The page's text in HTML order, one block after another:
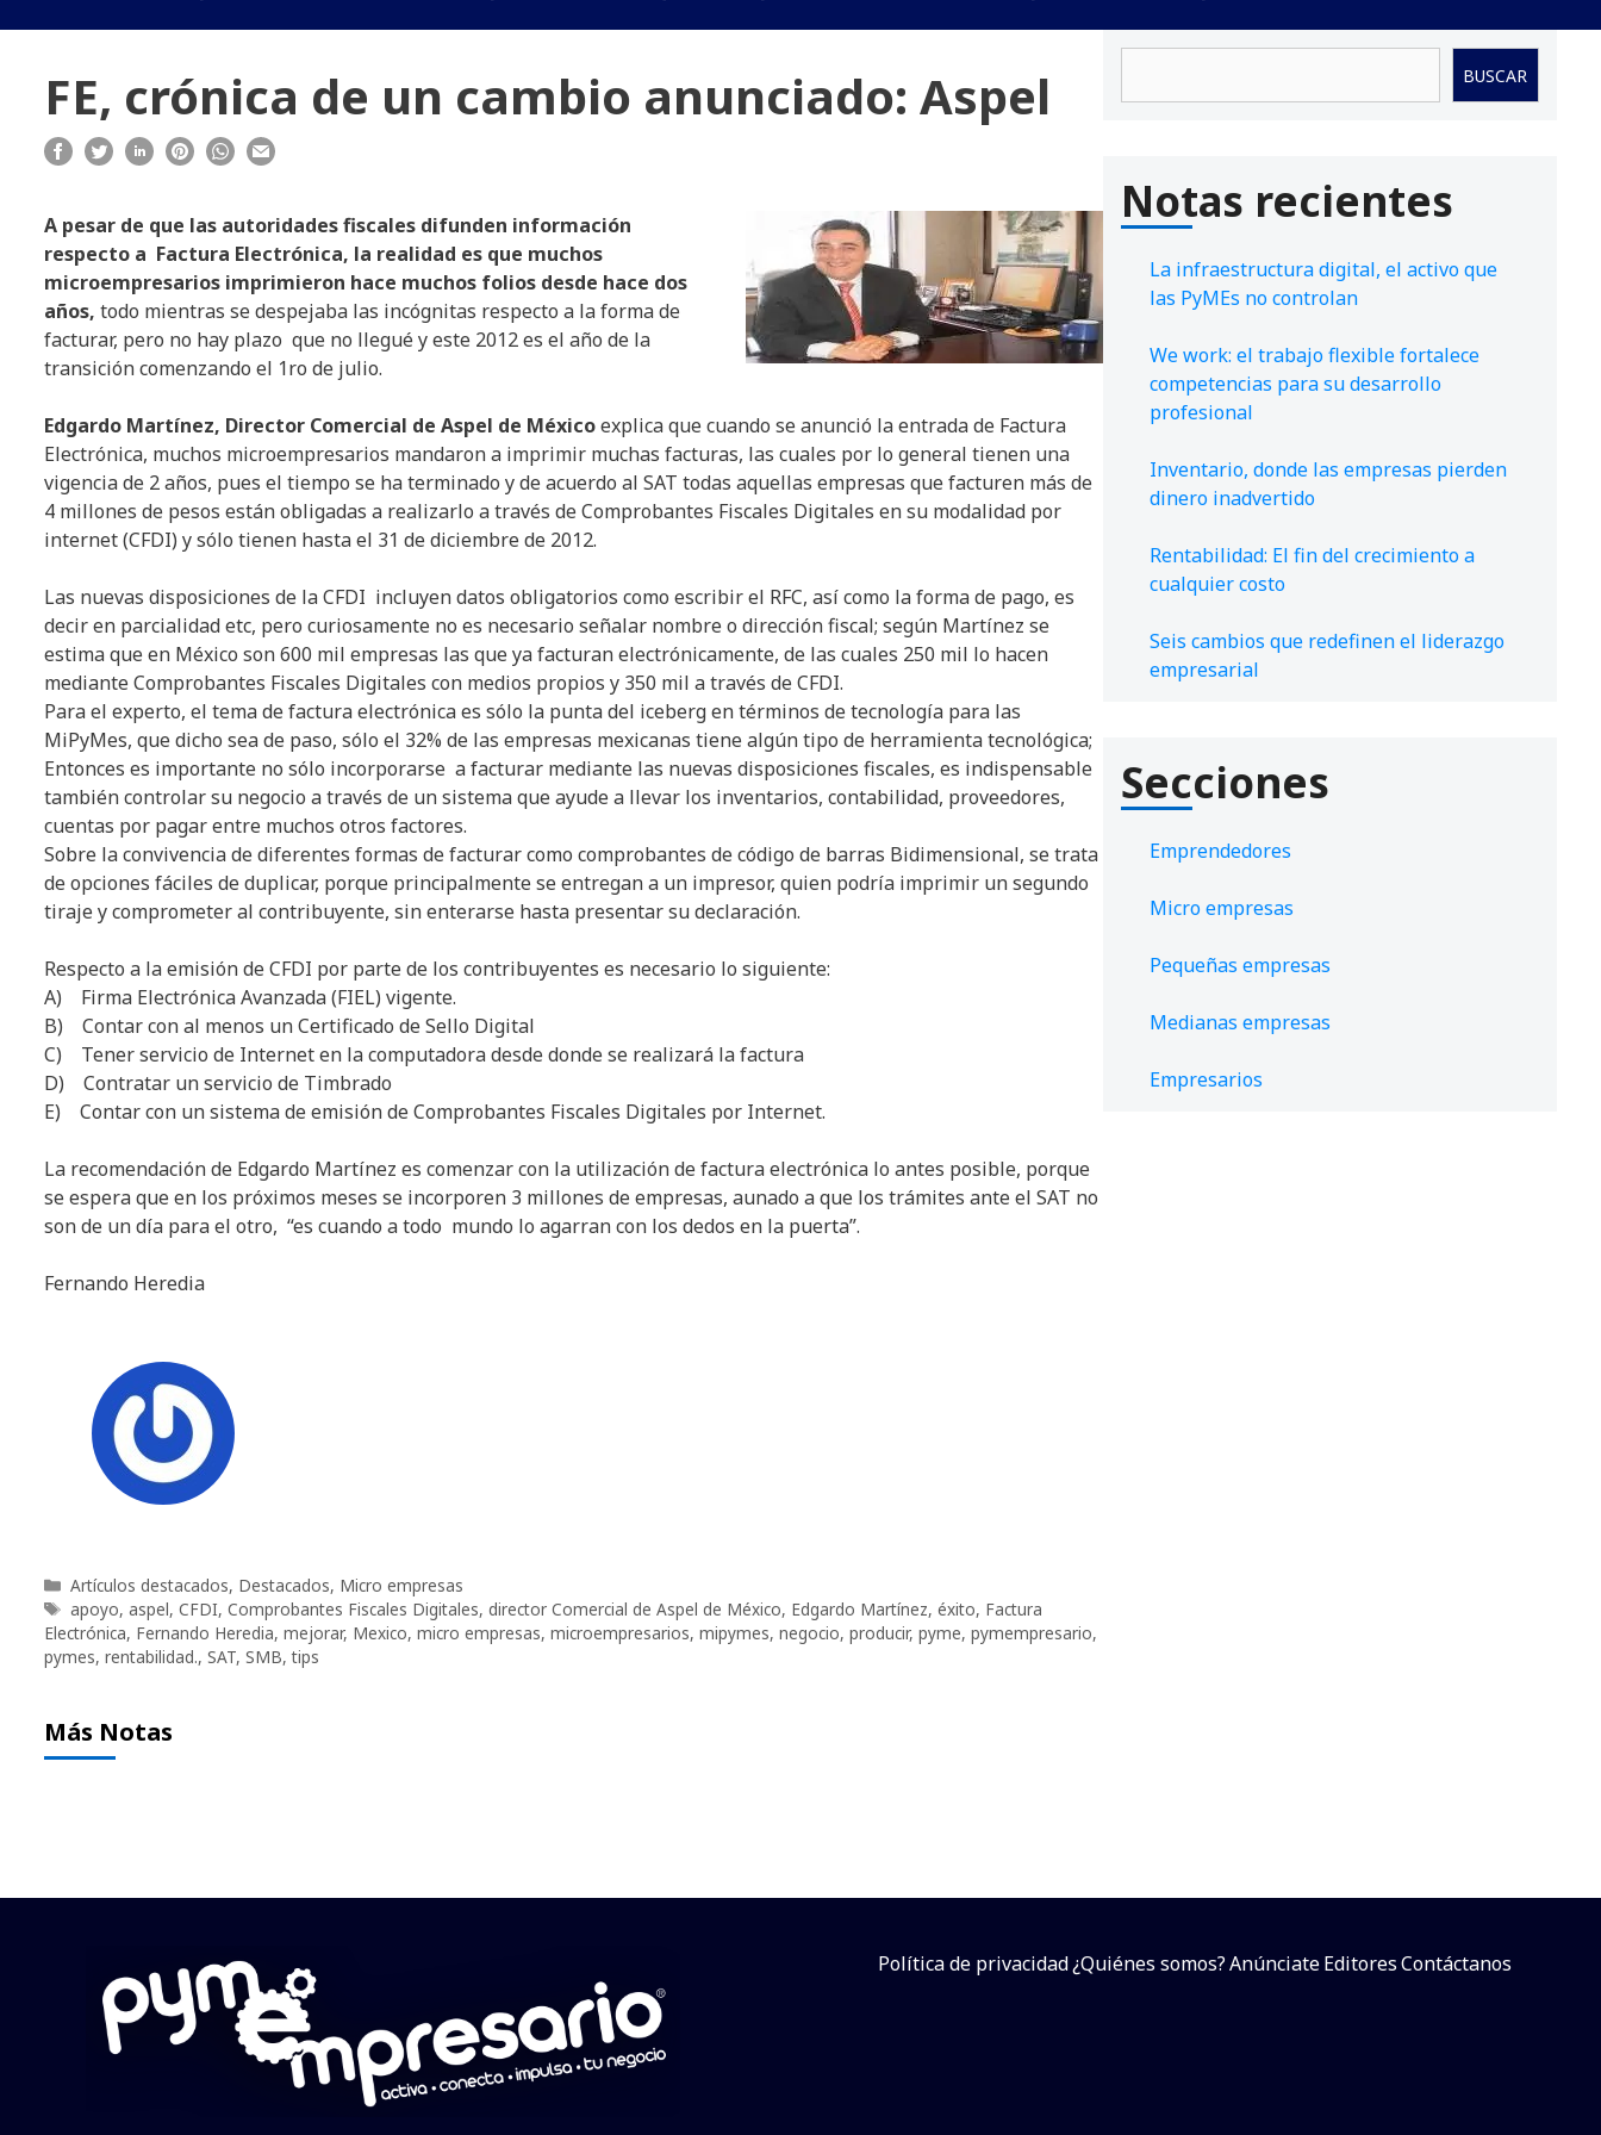
FE, crónica de un cambio anunciado: Aspel
A pesar de que las autoridades fiscales difunden información
respecto a Factura Electrónica, la realidad es que muchos
microempresarios imprimieron hace muchos folios desde hace dos
años, todo mientras se despejaba las incógnitas respecto a la forma de
facturar, pero no hay plazo que no llegué y este 2012 es el año de la
transición comenzando el 1ro de julio.
Edgardo Martínez, Director Comercial de Aspel de Méxicoexplica que cuando se anunció la entrada de Factura
Electrónica, muchos microempresarios mandaron a imprimir muchas facturas, las cuales por lo general tienen una
vigencia de 2 años, pues el tiempo se ha terminado y de acuerdo al SAT todas aquellas empresas que facturen más de
4 millones de pesos están obligadas a realizarlo a través de Comprobantes Fiscales Digitales en su modalidad por
internet (CFDI) y sólo tienen hasta el 31 de diciembre de 2012.
Las nuevas disposiciones de la CFDI incluyen datos obligatorios como escribir el RFC, así como la forma de pago, es
decir en parcialidad etc, pero curiosamente no es necesario señalar nombre o dirección fiscal; según Martínez se
estima que en México son 600 mil empresas las que ya facturan electrónicamente, de las cuales 250 mil lo hacen
mediante Comprobantes Fiscales Digitales con medios propios y 350 mil a través de CFDI.
Para el experto, el tema de factura electrónica es sólo la punta del iceberg en términos de tecnología para las
MiPyMes, que dicho sea de paso, sólo el 32% de las empresas mexicanas tiene algún tipo de herramienta tecnológica;
Entonces es importante no sólo incorporarse a facturar mediante las nuevas disposiciones fiscales, es indispensable
también controlar su negocio a través de un sistema que ayude a llevar los inventarios, contabilidad, proveedores,
cuentas por pagar entre muchos otros factores.
Sobre la convivencia de diferentes formas de facturar como comprobantes de código de barras Bidimensional, se trata
de opciones fáciles de duplicar, porque principalmente se entregan a un impresor, quien podría imprimir un segundo
tiraje y comprometer al contribuyente, sin enterarse hasta presentar su declaración.
Respecto a la emisión de CFDI por parte de los contribuyentes es necesario lo siguiente:
A) Firma Electrónica Avanzada (FIEL) vigente.
B) Contar con al menos un Certificado de Sello Digital
C) Tener servicio de Internet en la computadora desde donde se realizará la factura
D) Contratar un servicio de Timbrado
E) Contar con un sistema de emisión de Comprobantes Fiscales Digitales por Internet.
La recomendación de Edgardo Martínez es comenzar con la utilización de factura electrónica lo antes posible, porque
se espera que en los próximos meses se incorporen 3 millones de empresas, aunado a que los trámites ante el SAT no
son de un día para el otro, “es cuando a todo mundo lo agarran con los dedos en la puerta”.
Fernando Heredia
Categorías
Artículos destacados, Destacados, Micro empresas
Etiquetas
apoyo, aspel, CFDI, Comprobantes Fiscales Digitales, director Comercial de Aspel de México, Edgardo Martínez, éxito, Factura
Electrónica, Fernando Heredia, mejorar, Mexico, micro empresas, microempresarios, mipymes, negocio, producir, pyme, pymempresario,
pymes, rentabilidad., SAT, SMB,tips
Más Notas
BUSCAR
Notas recientes
La infraestructura digital, el activo que
las PyMEs no controlan
We work: el trabajo flexible fortalece
competencias para su desarrollo
profesional
Inventario, donde las empresas pierden
dinero inadvertido
Rentabilidad: El fin del crecimiento a
cualquier costo
Seis cambios que redefinen el liderazgo
empresarial
Secciones
Emprendedores
Micro empresas
Pequeñas empresas
Medianas empresas
Empresarios
Política de privacidad¿Quiénes somos?AnúnciateEditoresContáctanos